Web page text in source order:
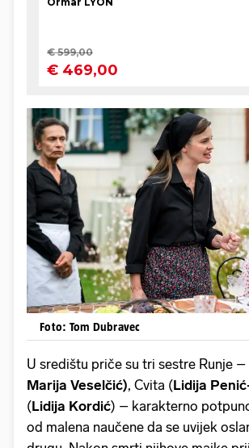
Foto: Tom Dubravec
U središtu priče su tri sestre Runje
Marija Veselčić), Cvita (Lidija
(Lidija Kordić) – karakterno
od malena naučene da se uvijek